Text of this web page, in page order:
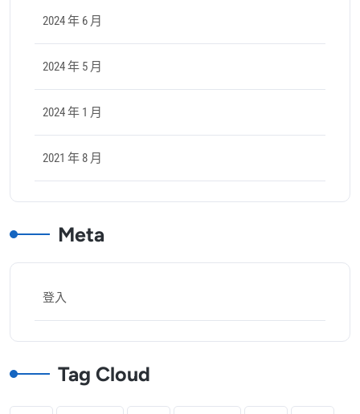
2024 年 6 月
2024 年 5 月
2024 年 1 月
2021 年 8 月
Meta
登入
Tag Cloud